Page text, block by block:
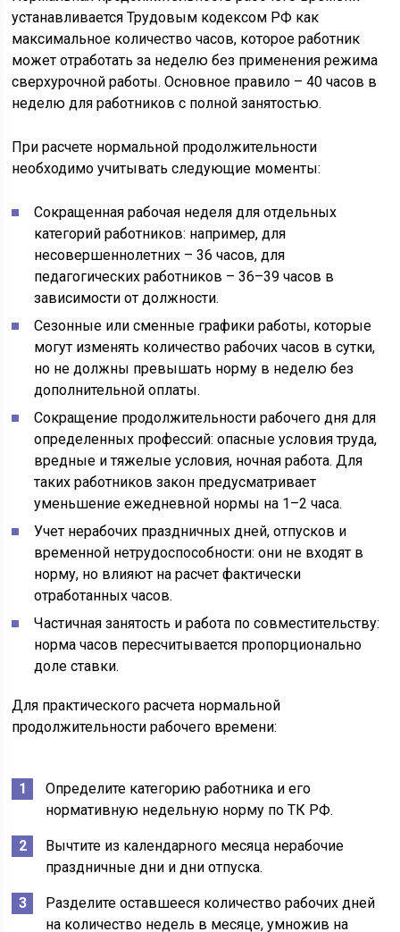
устанавливается Трудовым кодексом РФ как
максимальное количество часов, которое работник
может отработать за неделю без применения режима
сверхурочной работы. Основное правило – 40 часов в
неделю для работников с полной занятостью.
При расчете нормальной продолжительности
необходимо учитывать следующие моменты:
Сокращенная рабочая неделя для отдельных
категорий работников: например, для
несовершеннолетних – 36 часов, для
педагогических работников – 36–39 часов в
зависимости от должности.
Сезонные или сменные графики работы, которые
могут изменять количество рабочих часов в сутки,
но не должны превышать норму в неделю без
дополнительной оплаты.
Сокращение продолжительности рабочего дня для
определенных профессий: опасные условия труда,
вредные и тяжелые условия, ночная работа. Для
таких работников закон предусматривает
уменьшение ежедневной нормы на 1–2 часа.
Учет нерабочих праздничных дней, отпусков и
временной нетрудоспособности: они не входят в
норму, но влияют на расчет фактически
отработанных часов.
Частичная занятость и работа по совместительству:
норма часов пересчитывается пропорционально
доле ставки.
Для практического расчета нормальной
продолжительности рабочего времени:
Определите категорию работника и его
нормативную недельную норму по ТК РФ.
Вычтите из календарного месяца нерабочие
праздничные дни и дни отпуска.
Разделите оставшееся количество рабочих дней
на количество недель в месяце, умножив на